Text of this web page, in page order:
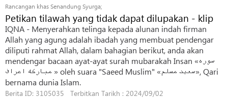
Rancangan khas Senandung Syurga;
Petikan tilawah yang tidak dapat dilupakan - klip
IQNA - Menyerahkan telinga kepada alunan indah firman
Allah yang agung adalah ibadah yang membuat pendengar
diliputi rahmat Allah, dalam bahagian berikut, anda akan
mendengar bacaan ayat-ayat surah mubarakah Insan «سوره
مبارکه اعراف » oleh suara "Saeed Muslim" «سعید مسلم», Qari
bernama dunia Islam.
Berita ID: 3105035 Terbitkan Tarikh : 2024/09/02